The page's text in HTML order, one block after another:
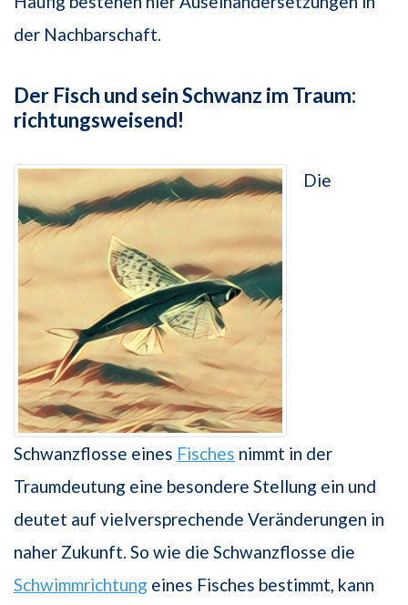
der Nachbarschaft.
Der Fisch und sein Schwanz im Traum:
richtungsweisend!
Die
Schwanzflosse eines Fisches nimmt in der
Traumdeutung eine besondere Stellung ein und
deutet auf vielversprechende Veränderungen in
naher Zukunft. So wie die Schwanzflosse die
Schwimmrichtung eines Fisches bestimmt, kann